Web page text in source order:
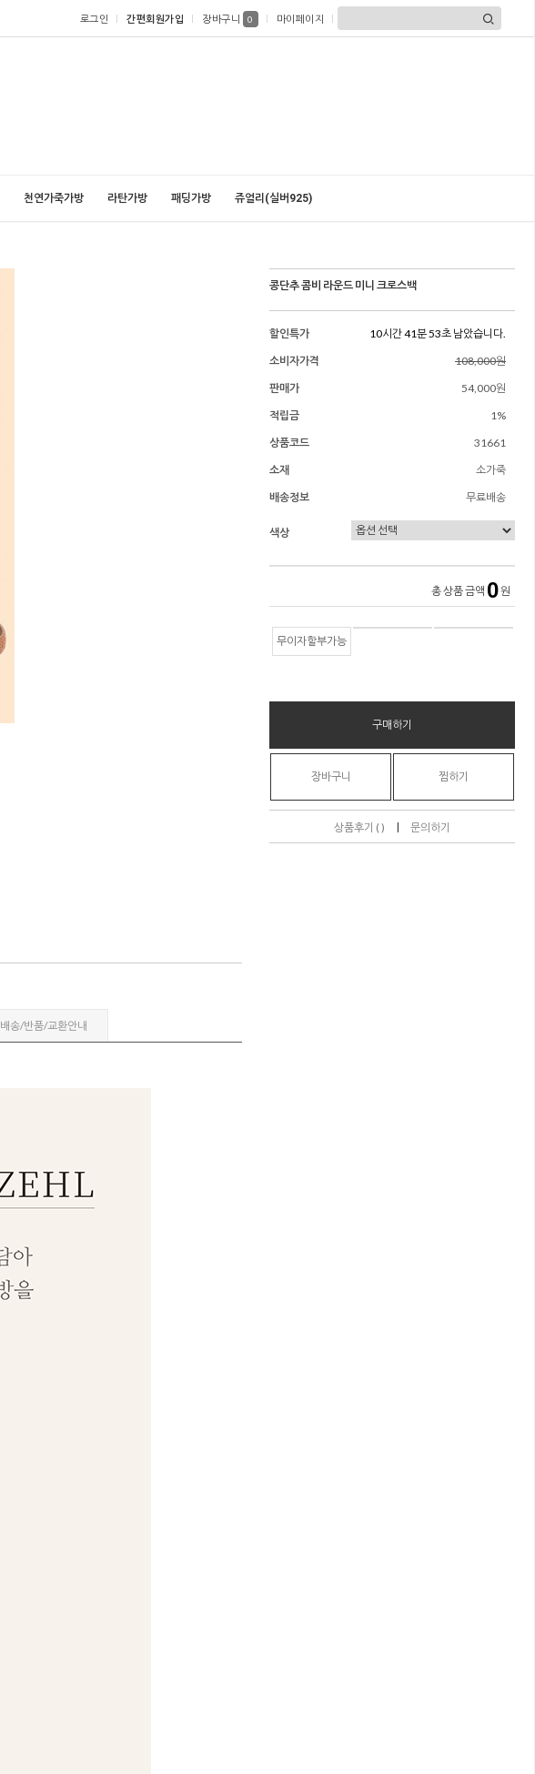
로그인 간편회원가입 장바구니 0 마이페이지
천연가죽가방 라탄가방 패딩가방 쥬얼리(실버925)
배송/반품/교환안내
콩단추 콤비 라운드 미니 크로스백
할인특가
10시간 41분 51초 남았습니다.
소비자가격
108,000원
판매가
54,000원
적립금
1%
상품코드
31661
소재
소가죽
배송정보
무료배송
색상
총 상품 금액 0 원
무이자할부가능
구매하기
장바구니 찜하기
상품후기 ( ) | 문의하기